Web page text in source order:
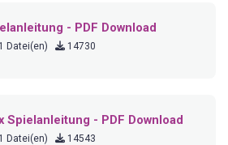
- PDF Download
1 Datei(en) 14730
Spielanleitung - PDF Download
1 Datei(en) 14543